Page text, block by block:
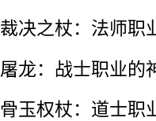
裁决之杖：法师职
屠龙：战士职业的
骨玉权杖：道士职